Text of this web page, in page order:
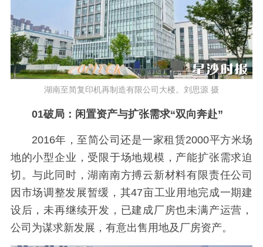
湖南至简复印机再制造有限公司大楼。刘思源 摄
01破局：闲置资产与扩张需求“双向奔赴”
2016年，至简公司还是一家租赁2000平方米场
地的小型企业，受限于场地规模，产能扩张需求迫
切。与此同时，湖南南方搏云新材料有限责任公司
因市场调整发展暂缓，其47亩工业用地完成一期建
设后，未再继续开发，已建成厂房也未满产运营，
公司为谋求新发展，有意出售用地及厂房资产。